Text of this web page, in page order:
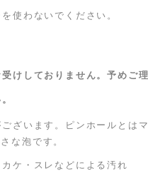
使わないでください。
けしておりません。予めご
ざいます。ピンホールとは
な泡です。
ケ・スレなどによる汚れ